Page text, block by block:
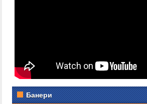
Банери